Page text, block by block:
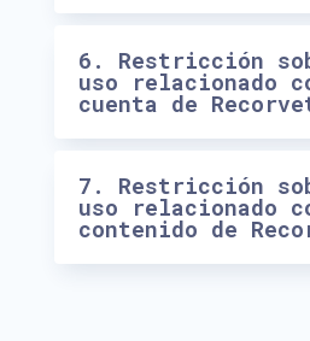
6. Restricción
uso relacionado
cuenta de
7. Restricción
uso relacionado
contenido de